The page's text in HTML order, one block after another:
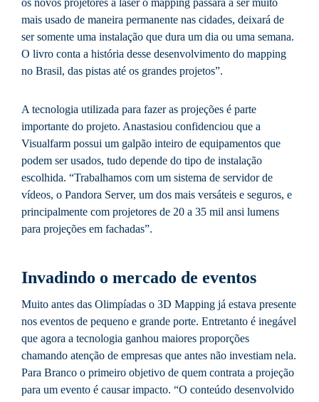
os novos projetores a laser o mapping passará a ser muito
mais usado de maneira permanente nas cidades, deixará de
ser somente uma instalação que dura um dia ou uma semana.
O livro conta a história desse desenvolvimento do mapping
no Brasil, das pistas até os grandes projetos”.
A tecnologia utilizada para fazer as projeções é parte
importante do projeto. Anastasiou confidenciou que a
Visualfarm possui um galpão inteiro de equipamentos que
podem ser usados, tudo depende do tipo de instalação
escolhida. “Trabalhamos com um sistema de servidor de
vídeos, o Pandora Server, um dos mais versáteis e seguros, e
principalmente com projetores de 20 a 35 mil ansi lumens
para projeções em fachadas”.
Invadindo o mercado de eventos
Muito antes das Olimpíadas o 3D Mapping já estava presente
nos eventos de pequeno e grande porte. Entretanto é inegável
que agora a tecnologia ganhou maiores proporções
chamando atenção de empresas que antes não investiam nela.
Para Branco o primeiro objetivo de quem contrata a projeção
para um evento é causar impacto. “O conteúdo desenvolvido